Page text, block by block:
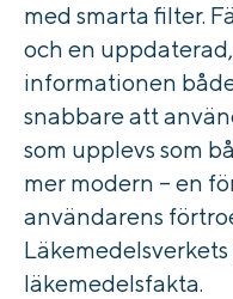
med smarta filter.
och en
informationen
snabbare att
som upplevs som
mer modern – en
användarens
läkemedelsfakta.